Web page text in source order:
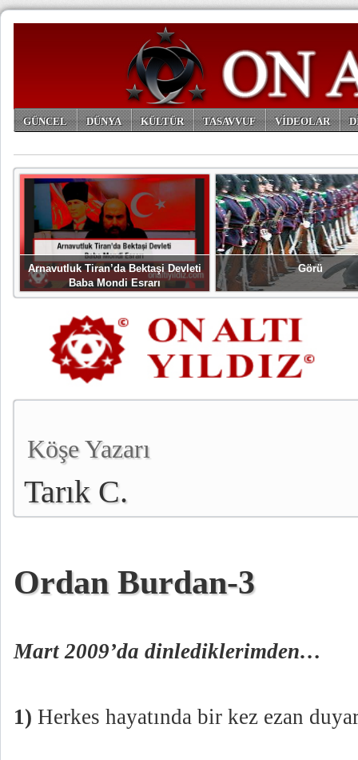
GÜNCEL DÜNYA KÜLTÜR TASAVVUF VİDEOLAR
Arnavutluk Tiran’da Bektaşi Devleti
Baba Mondi Esrarı
Görü
Köşe Yazarı
Tarık C.
Ordan Burdan-3
Mart 2009’da dinlediklerimden…
1) Herkes hayatında bir kez ezan